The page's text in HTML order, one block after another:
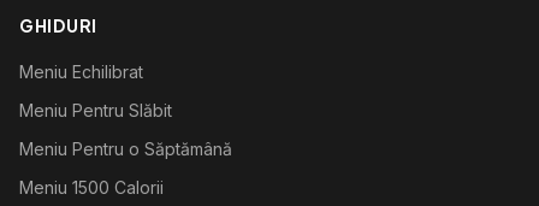
GHIDURI
Meniu Echilibrat
Meniu Pentru Slăbit
Meniu Pentru o Săptămână
Meniu 1500 Calorii